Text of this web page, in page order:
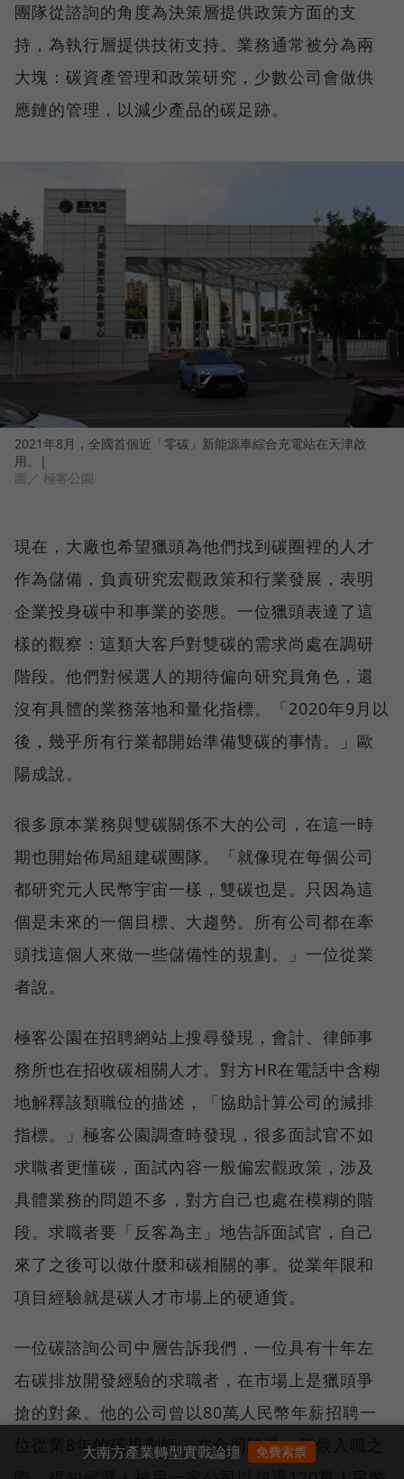
團隊從諮詢的角度為決策層提供政策方面的支
持，為執行層提供技術支持。業務通常被分為兩
大塊：碳資產管理和政策研究，少數公司會做供
應鏈的管理，以減少產品的碳足跡。
2021年8月，全國首個近「零碳」新能源車綜合充電站在天津啟
用。|
圖／ 極客公園
現在，大廠也希望獵頭為他們找到碳圈裡的人才
作為儲備，負責研究宏觀政策和行業發展，表明
企業投身碳中和事業的姿態。一位獵頭表達了這
樣的觀察：這類大客戶對雙碳的需求尚處在調研
階段。他們對候選人的期待偏向研究員角色，還
沒有具體的業務落地和量化指標。「2020年9月以
後，幾乎所有行業都開始準備雙碳的事情。」歐
陽成說。
很多原本業務與雙碳關係不大的公司，在這一時
期也開始佈局組建碳團隊。「就像現在每個公司
都研究元人民幣宇宙一樣，雙碳也是。只因為這
個是未來的一個目標、大趨勢。所有公司都在牽
頭找這個人來做一些儲備性的規劃。」一位從業
者說。
極客公園在招聘網站上搜尋發現，會計、律師事
務所也在招收碳相關人才。對方HR在電話中含糊
地解釋該類職位的描述，「協助計算公司的減排
指標。」極客公園調查時發現，很多面試官不如
求職者更懂碳，面試內容一般偏宏觀政策，涉及
具體業務的問題不多，對方自己也處在模糊的階
段。求職者要「反客為主」地告訴面試官，自己
來了之後可以做什麼和碳相關的事。從業年限和
項目經驗就是碳人才市場上的硬通貨。
一位碳諮詢公司中層告訴我們，一位具有十年左
右碳排放開發經驗的求職者，在市場上是獵頭爭
搶的對象。他的公司曾以80萬人民幣年薪招聘一
位從業8年的碳規劃師，在合同談妥，等候入職之
大南方產業轉型實戰論壇 免費索票